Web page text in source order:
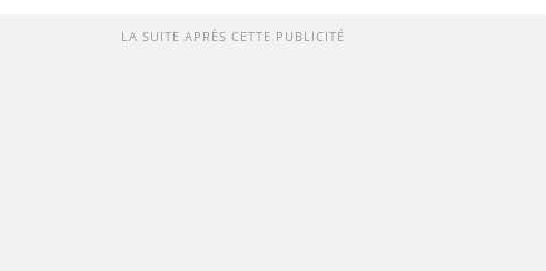
LA SUITE APRÈS CETTE PUBLICITÉ